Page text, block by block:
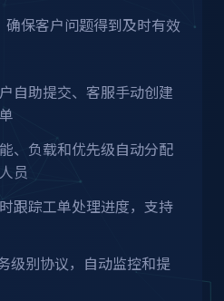
保客户问题得到及时有效
自助提交、客服手动创建
、负载和优先级自动分配
员
跟踪工单处理进度，支持
级别协议，自动监控和提